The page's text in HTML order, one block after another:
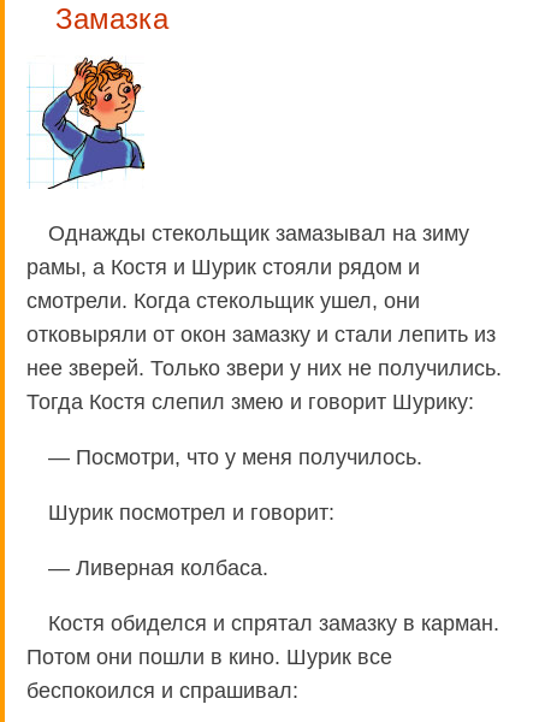
Замазка
Однажды стекольщик замазывал на зиму
рамы, а Костя и Шурик стояли рядом и
смотрели. Когда стекольщик ушел, они
отковыряли от окон замазку и стали лепить из
нее зверей. Только звери у них не получились.
Тогда Костя слепил змею и говорит Шурику:
— Посмотри, что у меня получилось.
Шурик посмотрел и говорит:
— Ливерная колбаса.
Костя обиделся и спрятал замазку в карман.
Потом они пошли в кино. Шурик все
беспокоился и спрашивал: